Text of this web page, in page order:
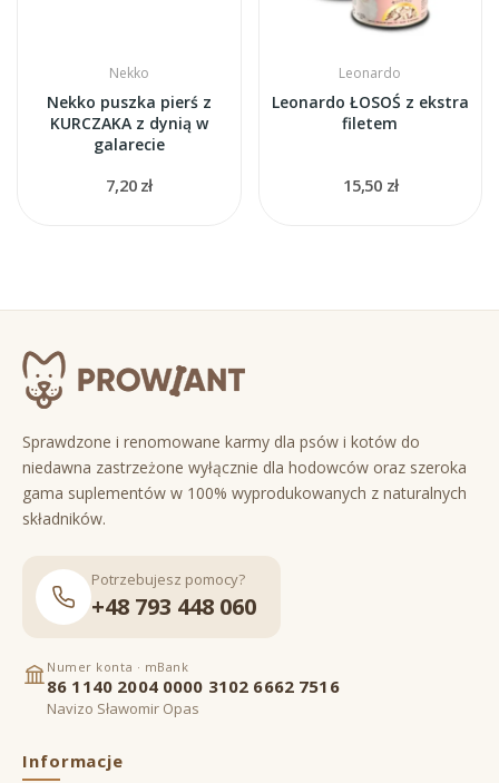
Nekko
Nekko puszka pierś z
KURCZAKA z dynią w
galarecie
7,20 zł
Leonardo
Leonardo ŁOSOŚ z ekstra
filetem
15,50 zł
Sprawdzone i renomowane karmy dla psów i kotów do
niedawna zastrzeżone wyłącznie dla hodowców oraz szeroka
gama suplementów w 100% wyprodukowanych z naturalnych
składników.
Potrzebujesz pomocy?
+48 793 448 060
Numer konta · mBank
86 1140 2004 0000 3102 6662 7516
Navizo Sławomir Opas
Informacje